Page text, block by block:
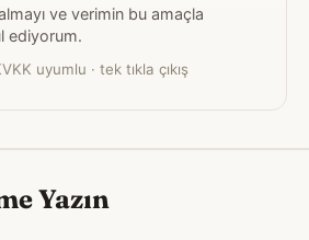
ve verimin bu amaçla
ediyorum.
uyumlu · tek tıkla çıkış
Yazın